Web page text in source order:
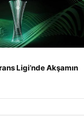
Ligi’nde Akşamın